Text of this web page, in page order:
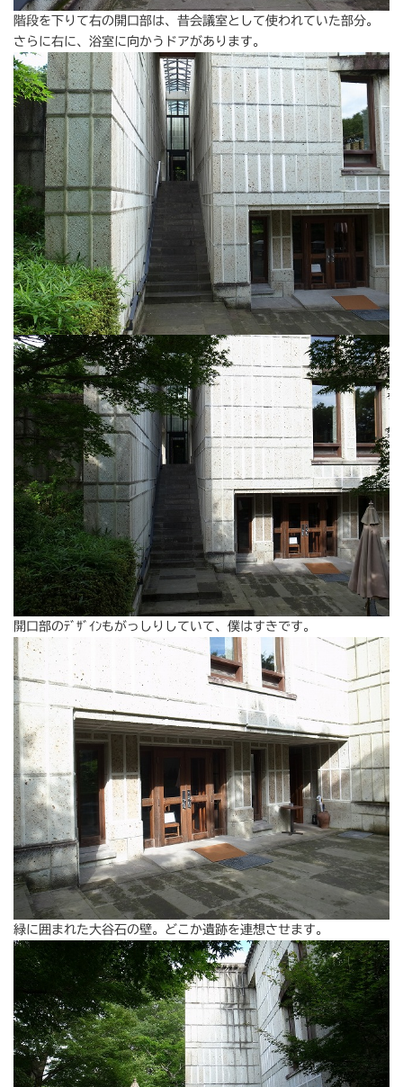
階段を下りて右の開口部は、昔会議室として使われていた部分。
さらに右に、浴室に向かうドアがあります。
開口部のﾃﾞｻﾞｲﾝもがっしりしていて、僕はすきです。
緑に囲まれた大谷石の壁。どこか遺跡を連想させます。